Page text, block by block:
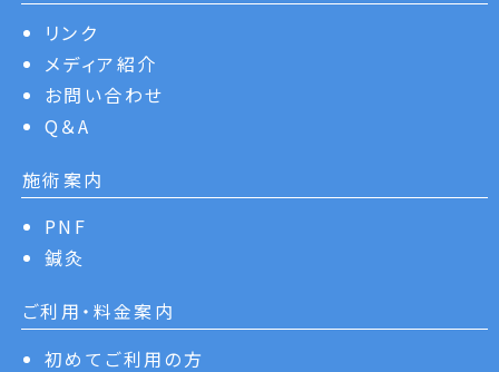
リンク
メディア紹介
お問い合わせ
Q＆A
施術案内
PNF
鍼灸
ご利用・料金案内
初めてご利用の方